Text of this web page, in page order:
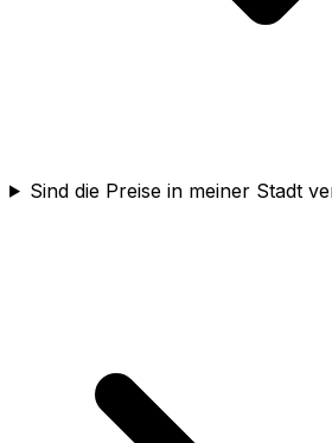
Sind die Preise in meiner Stadt